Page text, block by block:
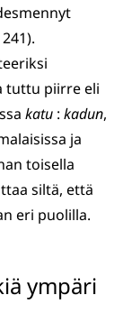
tuttu piirre eli
katu : kadun,
ja
toisella
siltä, että
eri puolilla.
ympäri